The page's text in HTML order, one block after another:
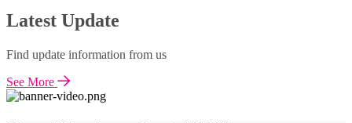
Latest Update
Find update information from us
See More